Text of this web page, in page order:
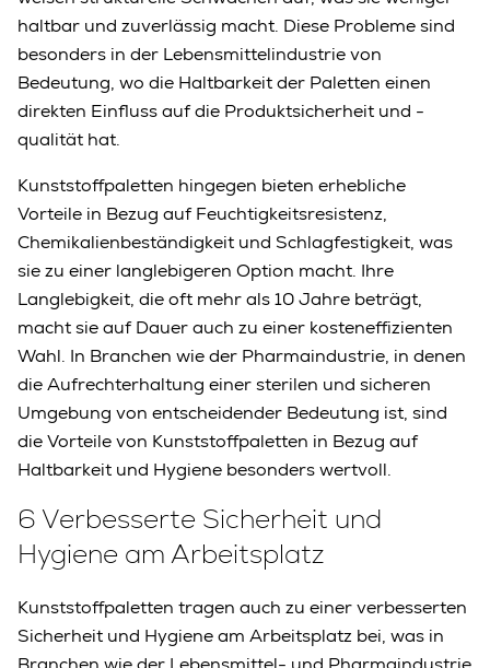
haltbar und zuverlässig macht. Diese Probleme sind
besonders in der Lebensmittelindustrie von
Bedeutung, wo die Haltbarkeit der Paletten einen
direkten Einfluss auf die Produktsicherheit und -
qualität hat.
Kunststoffpaletten hingegen bieten erhebliche
Vorteile in Bezug auf Feuchtigkeitsresistenz,
Chemikalienbeständigkeit und Schlagfestigkeit, was
sie zu einer langlebigeren Option macht. Ihre
Langlebigkeit, die oft mehr als 10 Jahre beträgt,
macht sie auf Dauer auch zu einer kosteneffizienten
Wahl. In Branchen wie der Pharmaindustrie, in denen
die Aufrechterhaltung einer sterilen und sicheren
Umgebung von entscheidender Bedeutung ist, sind
die Vorteile von Kunststoffpaletten in Bezug auf
Haltbarkeit und Hygiene besonders wertvoll.
6 Verbesserte Sicherheit und
Hygiene am Arbeitsplatz
Kunststoffpaletten tragen auch zu einer verbesserten
Sicherheit und Hygiene am Arbeitsplatz bei, was in